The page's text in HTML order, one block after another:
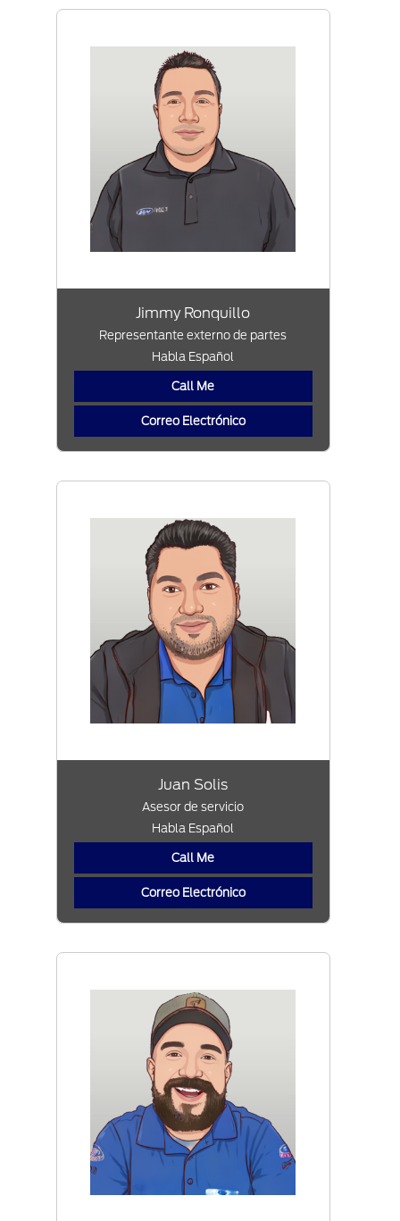
Jimmy Ronquillo
Representante externo de partes
Habla Español
Call Me
Correo Electrónico
Juan Solis
Asesor de servicio
Habla Español
Call Me
Correo Electrónico